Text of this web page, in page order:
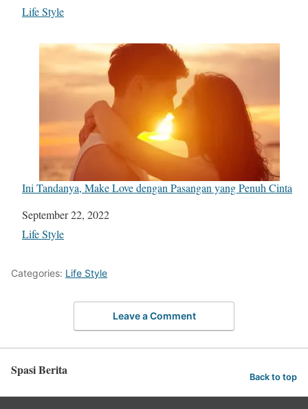
In relation to
Life Style
Ini Tandanya, Make Love dengan Pasangan yang Penuh Cinta
Date
September 22, 2022
In relation to
Life Style
Categories: Life Style
Leave a Comment
Spasi Berita Back to top